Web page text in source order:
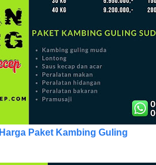
Harga Paket Kambing Guling